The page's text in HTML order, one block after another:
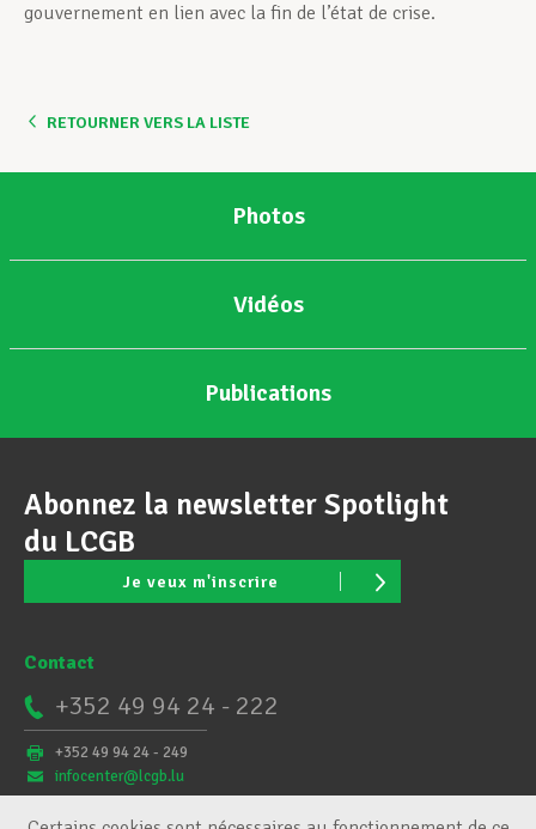
gouvernement en lien avec la fin de l’état de crise.
RETOURNER VERS LA LISTE
Photos
Vidéos
Publications
Abonnez la newsletter Spotlight
du LCGB
Je veux m'inscrire
Contact
+352 49 94 24 - 222
+352 49 94 24 - 249
infocenter@lcgb.lu